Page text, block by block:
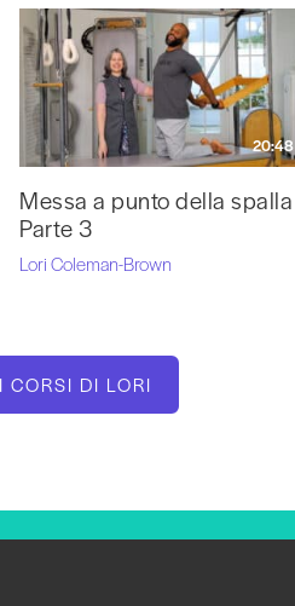
su Instagram@loricolemanbrown.
20:48
Messa a punto della spalla
Parte 3
Lori Coleman-Brown
DI LORI